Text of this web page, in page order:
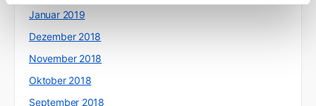
Januar 2019
Dezember 2018
November 2018
Oktober 2018
September 2018